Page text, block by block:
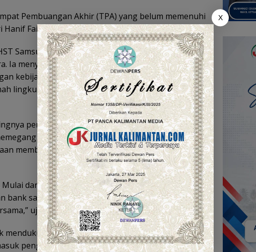
Pembuangan Akhir (TPA) yang belum memenuhi
Faisol Nurofiq.
Samsul Rizal memberikan dukungan penuh
Ia menyatakan bahwa Kabupaten HST siap
kebijakan nasional dalam membangun sistem
lingkungan, berbasis teknologi, dan melibatkan
perubahan pola pikir masyarakat dalam
peran vital dalam pengelolaan sampah,
membuang sampah menjadi memilah dan
dari rumah tangga, kita dorong budaya
bank sampah, hingga menutup ruang bagi praktik
ujar Bupati.
kebijakan tersebut, Pemkab HST telah
penguatan sarana dan prasarana seperti TPS3R
X